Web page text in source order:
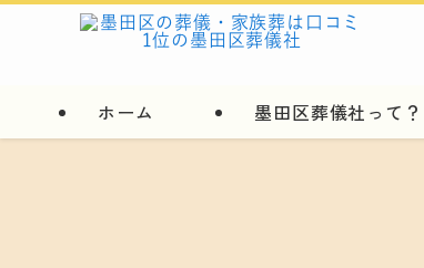
ホーム 墨田区葬儀社って？